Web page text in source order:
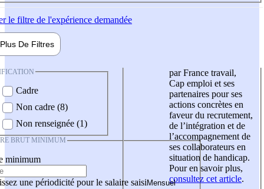
le filtre de l'expérience demandée
Plus De Filtres
Cadre
Non cadre (8)
Non renseignée (1)
BRUT MINIMUM
minimum
une périodicité pour le salaire saisi
par France travail,
Cap emploi et ses
partenaires pour ses
actions concrètes en
faveur du recrutement,
de l’intégration et de
l’accompagnement de
ses collaborateurs en
situation de handicap.
Pour en savoir plus,
consultez cet article.